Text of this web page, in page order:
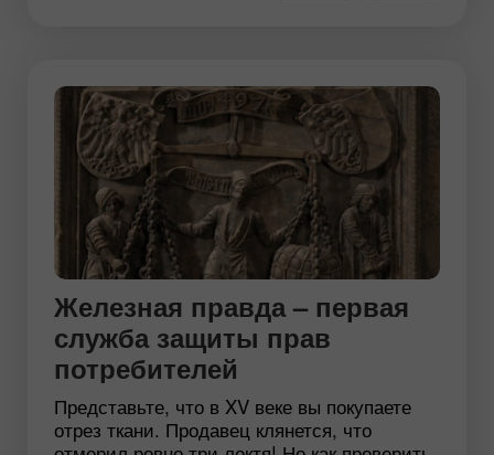
Железная правда – первая
служба защиты прав
потребителей
Представьте, что в XV веке вы покупаете
отрез ткани. Продавец клянется, что